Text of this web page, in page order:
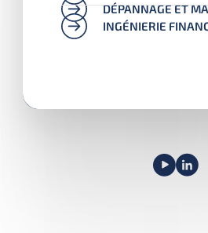
DÉPANNAGE ET
INGÉNIERIE